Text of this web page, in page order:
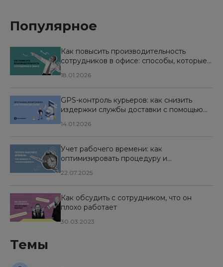
Популярное
Как повысить производительность
сотрудников в офисе: способы, которые
18.01.2026
GPS-контроль курьеров: как снизить
издержки службы доставки с помощью
14.01.2026
Учет рабочего времени: как
оптимизировать процедуру и
22.07.2025
Как обсудить с сотрудником, что он
плохо работает
30.03.2023
Темы